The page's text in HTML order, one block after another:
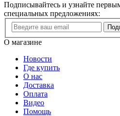
Подписывайтесь и узнайте
специальных предложениях:
О магазине
Новости
Где купить
О нас
Доставка
Оплата
Видео
Помощь